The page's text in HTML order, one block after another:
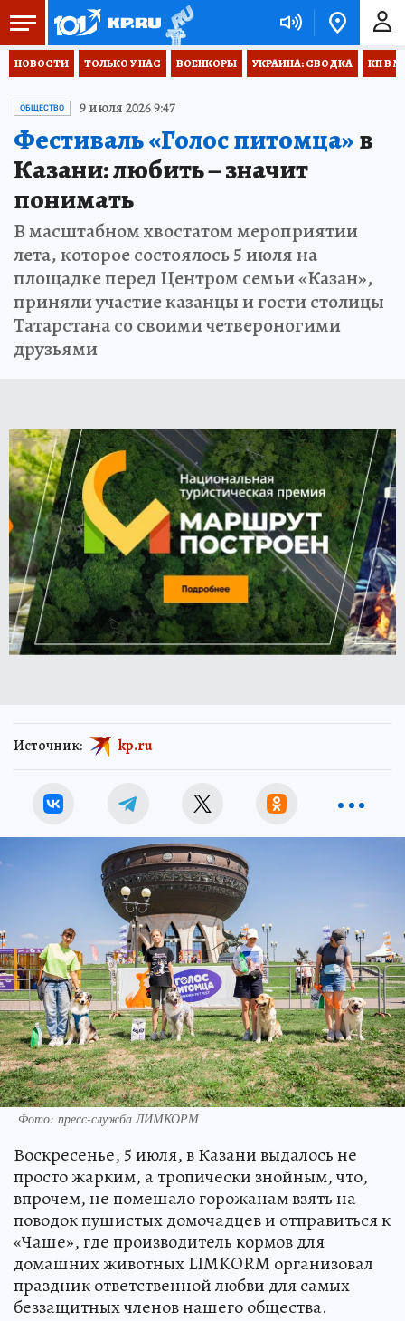
НОВОСТИ ТОЛЬКО У НАС ВОЕНКОРЫ УКРАИНА: СВОДКА КП В
ОБЩЕСТВО 9 июля 2026 9:47
Фестиваль «Голос питомца»в
Казани: любить – значит
понимать
В масштабном хвостатом мероприятии
лета, которое состоялось 5 июля на
площадке перед Центром семьи «Казан»,
приняли участие казанцы и гости столицы
Татарстана со своими четвероногими
друзьями
Источник: kp.ru
Фото: пресс-служба ЛИМКОРМ
Воскресенье, 5 июля, в Казани выдалось не
просто жарким, а тропически знойным, что,
впрочем, не помешало горожанам взять на
поводок пушистых домочадцев и отправиться к
«Чаше», где производитель кормов для
домашних животных LIMKORM организовал
праздник ответственной любви для самых
беззащитных членов нашего общества.